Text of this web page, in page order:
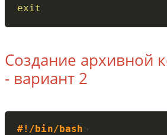
exit
Создание архивной
- вариант 2
#!/bin/bash